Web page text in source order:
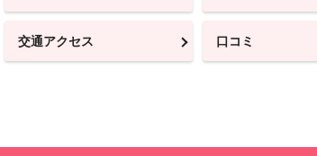
交通アクセス 口コミ